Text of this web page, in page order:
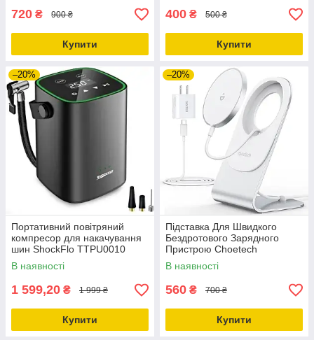
720 ₴ 900 ₴
Купити
400 ₴ 500 ₴
Купити
–20%
Портативний повітряний
компресор для накачування
шин ShockFlo TTPU0010
В наявності
1 599,20 ₴ 1 999 ₴
Купити
–20%
Підставка Для Швидкого
Бездротового Зарядного
Пристрою Choetech
В наявності
560 ₴ 700 ₴
Купити